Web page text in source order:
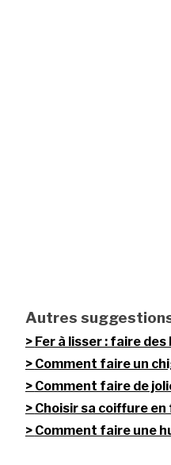
Autres
Fer à lisser : faire des
Comment faire un
Comment faire de
Choisir sa coiffure
Comment faire une